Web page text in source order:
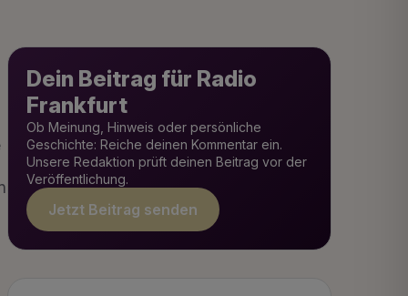
Dein Beitrag für Radio
Frankfurt
Ob Meinung, Hinweis oder persönliche
Geschichte: Reiche deinen Kommentar ein.
Unsere Redaktion prüft deinen Beitrag vor der
Veröffentlichung.
Jetzt Beitrag senden